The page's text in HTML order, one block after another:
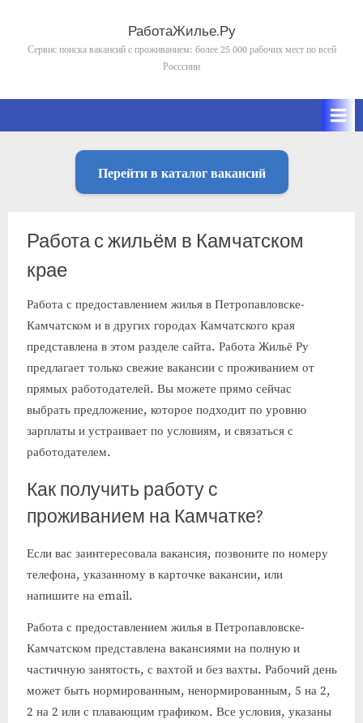
content
РаботаЖилье.Ру
Сервис поиска вакансий с проживанием: более 25 000 рабочих мест по всей
Росссиии
Перейти в каталог вакансий
Работа с жильём в Камчатском
крае
Работа с предоставлением жилья в Петропавловске-
Камчатском и в других городах Камчатского края
представлена в этом разделе сайта. Работа Жильё Ру
предлагает только свежие вакансии с проживанием от
прямых работодателей. Вы можете прямо сейчас
выбрать предложение, которое подходит по уровню
зарплаты и устраивает по условиям, и связаться с
работодателем.
Как получить работу с
проживанием на Камчатке?
Если вас заинтересовала вакансия, позвоните по номеру
телефона, указанному в карточке вакансии, или
напишите на email.
Работа с предоставлением жилья в Петропавловске-
Камчатском представлена вакансиями на полную и
частичную занятость, с вахтой и без вахты. Рабочий день
может быть нормированным, ненормированным, 5 на 2,
2 на 2 или с плавающим графиком. Все условия, указаны